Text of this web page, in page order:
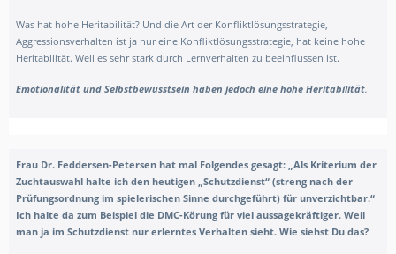
Was hat hohe Heritabilität? Und die Art der Konfliktlösungsstrategie,
Aggressionsverhalten ist ja nur eine Konfliktlösungsstrategie, hat keine hohe
Heritabilität. Weil es sehr stark durch Lernverhalten zu beeinflussen ist.
Emotionalität und Selbstbewusstsein haben jedoch eine hohe Heritabilität.
Frau Dr. Feddersen-Petersen hat mal Folgendes gesagt: „Als Kriterium der
Zuchtauswahl halte ich den heutigen „Schutzdienst“ (streng nach der
Prüfungsordnung im spielerischen Sinne durchgeführt) für unverzichtbar.“
Ich halte da zum Beispiel die DMC-Körung für viel aussagekräftiger. Weil
man ja im Schutzdienst nur erlerntes Verhalten sieht. Wie siehst Du das?